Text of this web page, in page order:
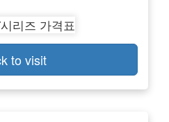
to visit